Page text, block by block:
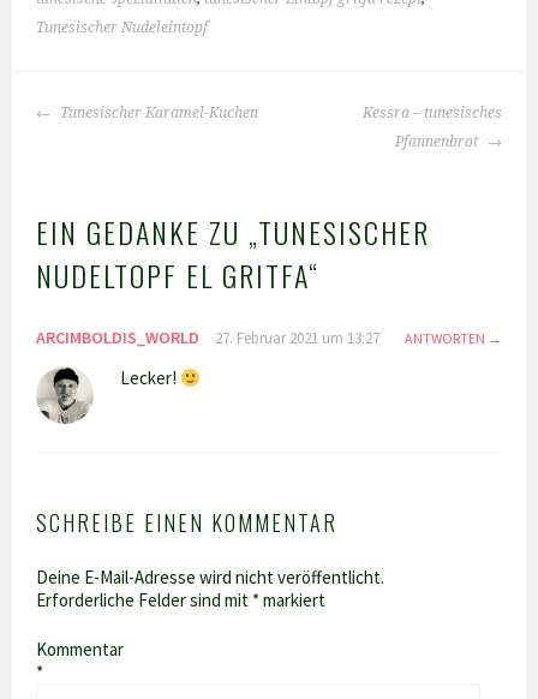
Tunesischer Nudeleintopf
BEITRAGS-
Tunesischer Karamel-Kuchen
Kessra – tunesisches
Pfannenbrot
EIN GEDANKE ZU „TUNESISCHER
NUDELTOPF EL GRITFA“
ARCIMBOLDIS_WORLD 27. Februar 2021 um 13:27 ANTWORTEN
Lecker!
SCHREIBE EINEN KOMMENTAR
Deine E-Mail-Adresse wird nicht veröffentlicht.
Erforderliche Felder sind mit *markiert
Kommentar
*